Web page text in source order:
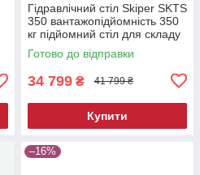
Гідравлічний стіл Skiper SKTS
350 вантажопідйомність 350
кг підйомний стіл для складу
та СТО
Готово до відправки
34 799 ₴ 41 799 ₴
Купити
–16%